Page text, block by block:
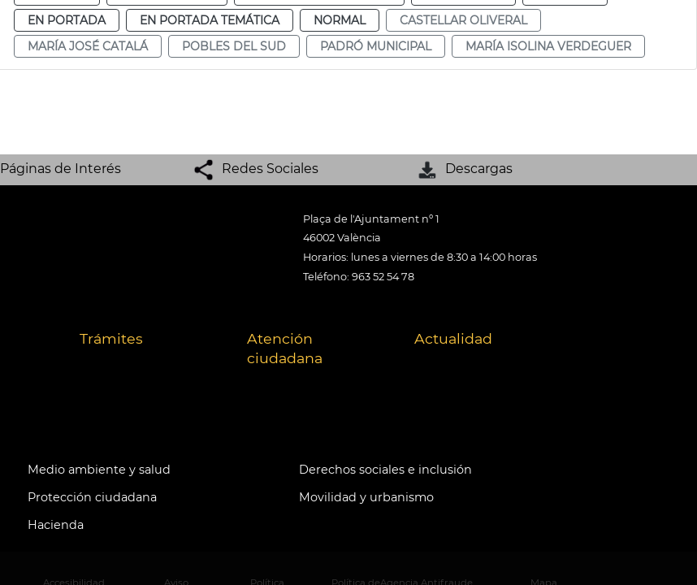
EN PORTADA
EN PORTADA TEMÁTICA NORMAL
CASTELLAR OLIVERAL
MARÍA JOSÉ CATALÁ
POBLES DEL SUD PADRÓ MUNICIPAL MARÍA ISOLINA VERDEGUER
Páginas de Interés Redes Sociales Descargas
Plaça de l'Ajuntament nº 1
46002 València
Horarios: lunes a viernes de 8:30 a 14:00 horas
Teléfono: 963 52 54 78
Trámites
Atención
ciudadana
Actualidad
Medio ambiente y salud
Derechos sociales e inclusión
Protección ciudadana
Movilidad y urbanismo
Hacienda
Accesibilidad Aviso Política Política deAgencia Antifraude Mapa